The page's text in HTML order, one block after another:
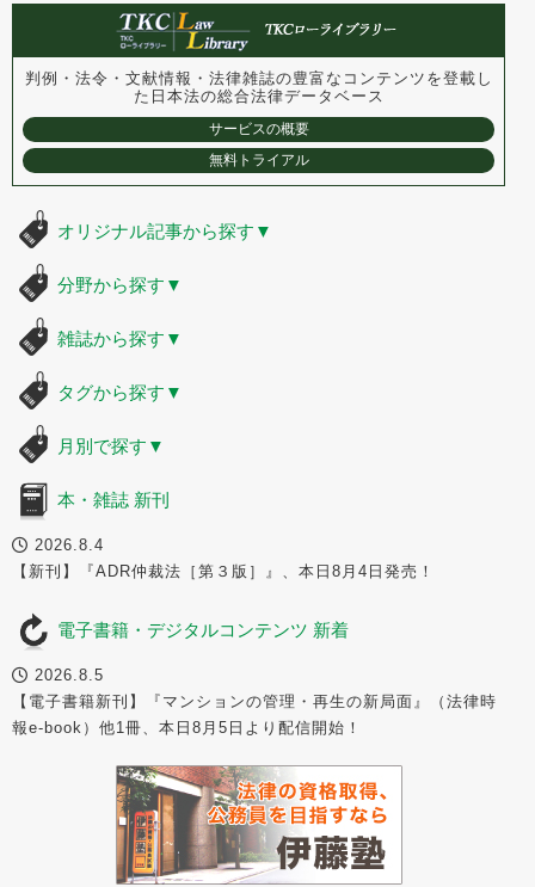
判例・法令・文献情報・法律雑誌の豊富なコンテンツを登載し
た 日本法の総合法律データベース
サービスの概要
無料トライアル
オリジナル記事から探す ▼
分野から探す ▼
雑誌から探す ▼
タグから探す ▼
月別で探す ▼
本・雑誌 新刊
2026.8.4
【新刊】『ADR仲裁法［第３版］』、本日8月4日発売！
電子書籍・デジタルコンテンツ 新着
2026.8.5
【電子書籍新刊】『マンションの管理・再生の新局面』（法律時
報e-book）他1冊、本日8月5日より配信開始！